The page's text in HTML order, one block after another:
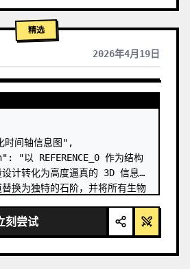
精选
2026年4月19日
间轴信息图",
"以 REFERENCE_0 作为结构
计转化为高度逼真的 3D 信息
换为独特的石阶，并将所有生物
"
复古纹理羊皮纸
",
刻尝试